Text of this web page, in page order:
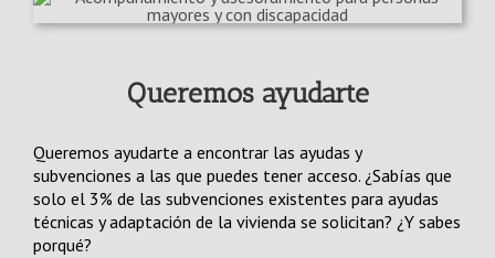
Queremos ayudarte
Queremos ayudarte a encontrar las ayudas y
subvenciones a las que puedes tener acceso. ¿Sabías que
solo el 3% de las subvenciones existentes para ayudas
técnicas y adaptación de la vivienda se solicitan? ¿Y sabes
porqué?